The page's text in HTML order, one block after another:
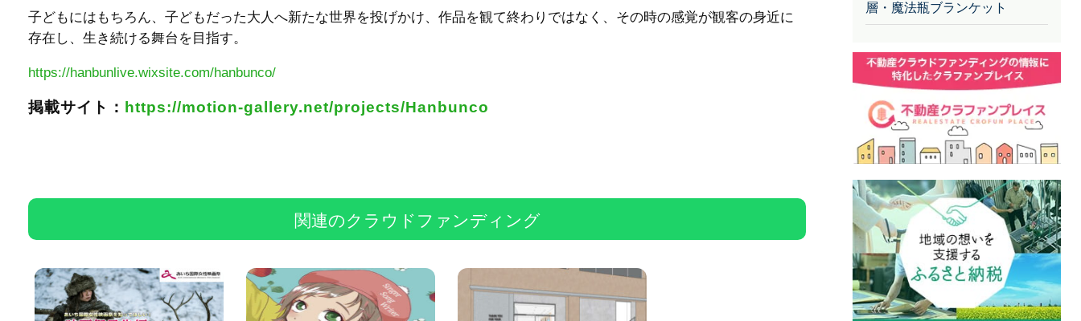
子どもにはもちろん、子どもだった大人へ新たな世界を投げかけ、作品を観て終わりではなく、その時の感覚が観客の身近に
存在し、生き続ける舞台を目指す。
https://hanbunlive.wixsite.com/hanbunco/
掲載サイト： https://motion-gallery.net/projects/Hanbunco
関連のクラウドファンディング
層・魔法瓶ブランケット